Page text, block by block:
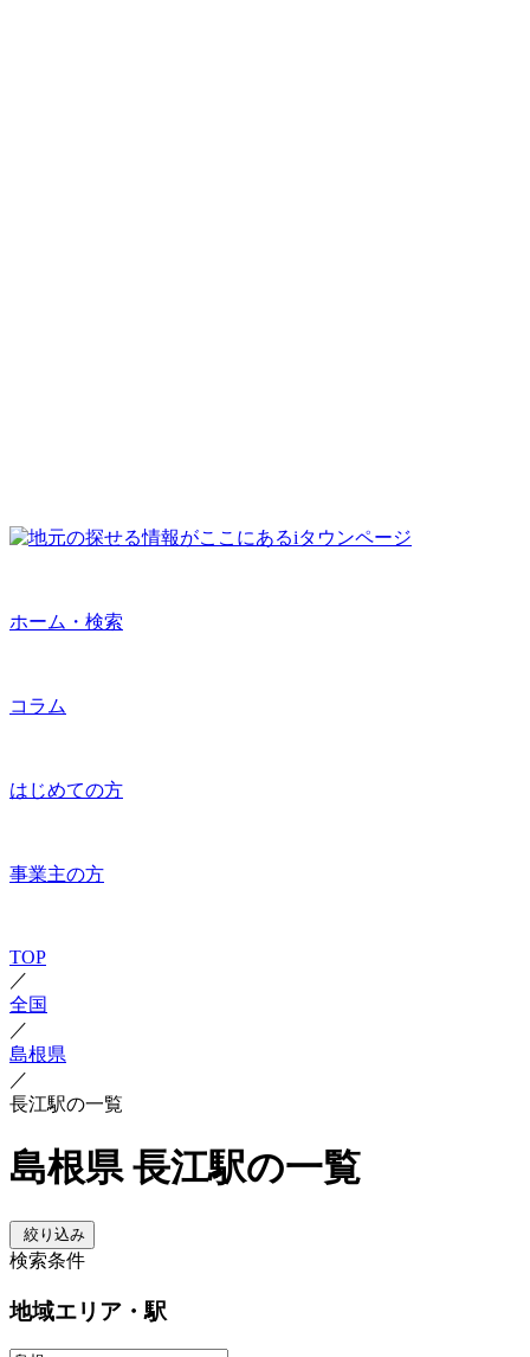
ホーム・検索
コラム
はじめての方
事業主の方
TOP
／
全国
／
島根県
／
長江駅の一覧
島根県 長江駅の一覧
絞り込み
検索条件
地域エリア・駅